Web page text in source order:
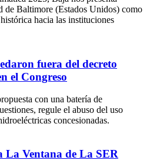
de Baltimore (Estados Unidos) como
hacia las instituciones
fuera del decreto
el Congreso
con una batería de
regule el abuso del uso
concesionadas.
La Ventana de La SER